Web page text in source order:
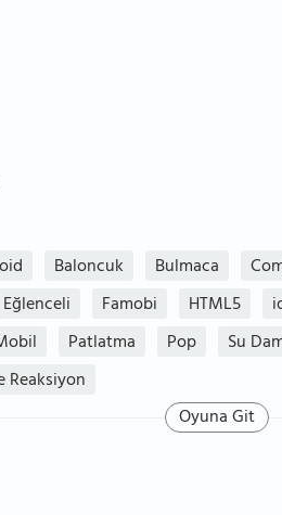
Baloncuk Bulmaca
Eğlenceli Famobi HTML5
Patlatma Pop Su
Reaksiyon
Oyuna Git